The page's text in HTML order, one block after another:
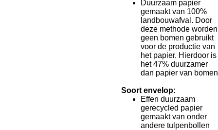
Duurzaam papier
gemaakt van 100%
landbouwafval. Door
deze methode worden
geen bomen gebruikt
voor de productie van
het papier. Hierdoor is
het 47% duurzamer
dan papier van bomen
Soort envelop:
Effen duurzaam
gerecycled papier
gemaakt van onder
andere tulpenbollen